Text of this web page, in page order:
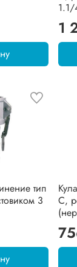
1
тип
3
C,